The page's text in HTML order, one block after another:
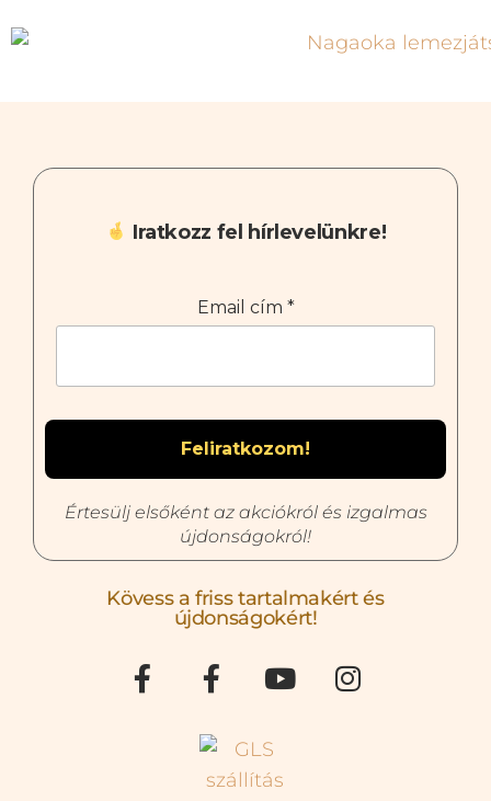
Iratkozz fel hírlevelünkre!
Email cím *
Értesülj elsőként az akciókról és izgalmas
újdonságokról!
Kövess a friss tartalmakért és
újdonságokért!